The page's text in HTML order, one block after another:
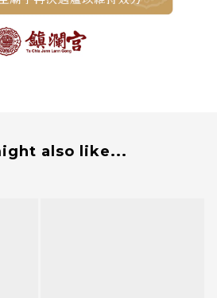
also like...